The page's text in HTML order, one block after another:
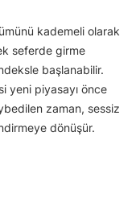
kademeli olarak
seferde girme
başlanabilir.
yeni piyasayı önce
zaman, sessiz
dönüşür.